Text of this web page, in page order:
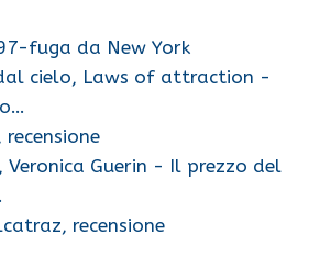
fuga da New York
cielo, Laws of attraction -
Veronica Guerin - Il prezzo del
recensione